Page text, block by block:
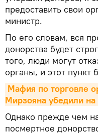
предоставить свои
министр.
По его словам, вся
донорства будет
того, люди могут
органы, и этот пункт
Мафия по торговле
Мирзояна убедили на
Однако прежде чем
посмертное